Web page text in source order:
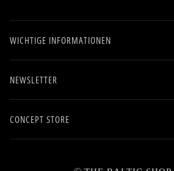
WICHTIGE INFORMATIONEN
NEWSLETTER
CONCEPT STORE